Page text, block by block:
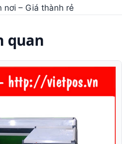
nơi – Giá thành rẻ
quan